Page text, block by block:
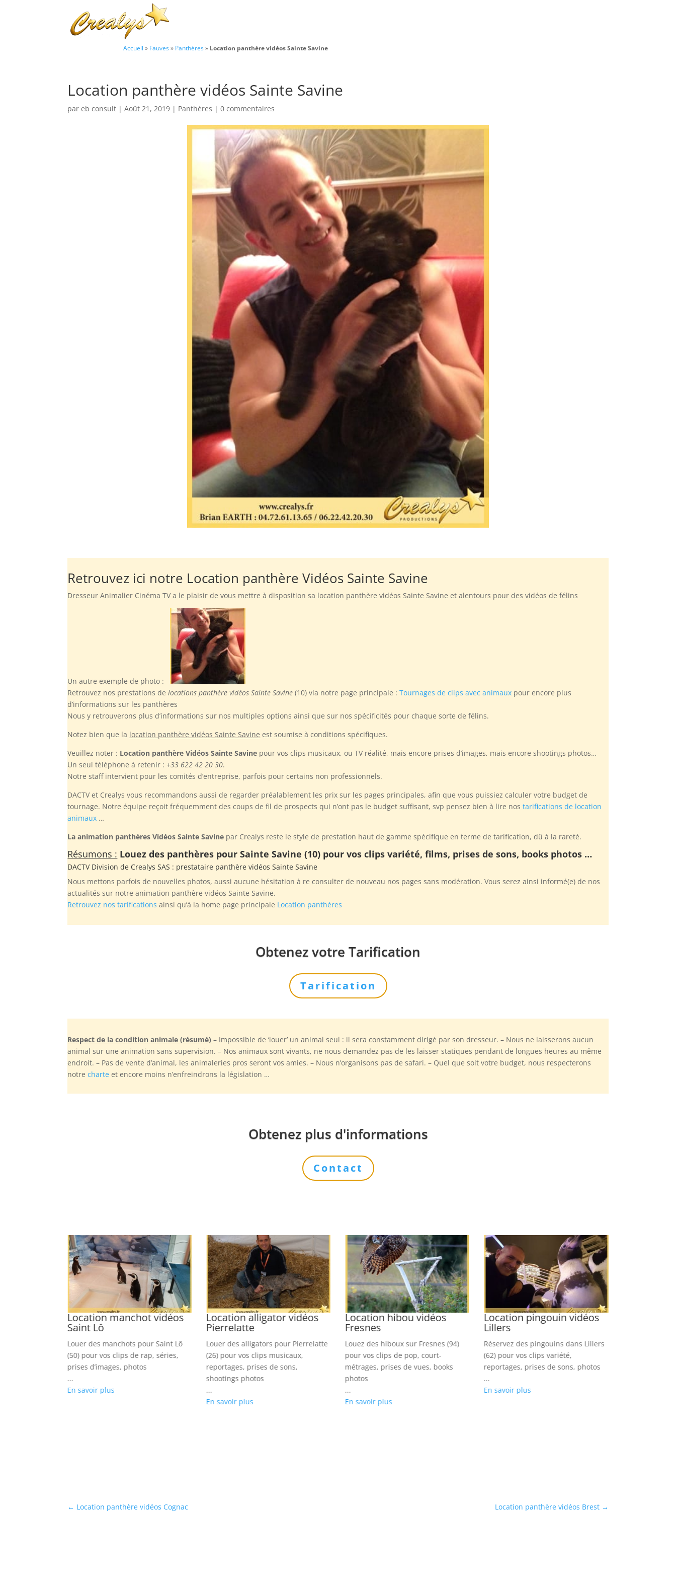
Accueil » Fauves» Panthères» Location panthère vidéos Sainte Savine
Location panthère vidéos Sainte Savine
pareb consult |Août 21, 2019 | Panthères |0 commentaires
Retrouvez ici notre Location panthère Vidéos Sainte Savine
Dresseur Animalier Cinéma TV a le plaisir de vous mettre à disposition sa location panthère vidéos Sainte Savine et alentours pour des vidéos de félins
Un autre exemple de photo :
Retrouvez nos prestations delocations panthère vidéos Sainte Savine (10) via notre page principale :Tournages de clips avec animaux pour encore plus
d’informations sur les panthères
Nous y retrouverons plus d’informations sur nos multiples options ainsi que sur nos spécificités pour chaque sorte de félins.
Notez bien que la location panthère vidéos Sainte Savine est soumise à conditions spécifiques.
Veuillez noter : Location panthère Vidéos Sainte Savine pour vos clips musicaux, ou TV réalité, mais encore prises d’images, mais encore shootings photos…
Un seul téléphone à retenir : +33 622 42 20 30.
Notre staff intervient pour les comités d’entreprise, parfois pour certains non professionnels.
DACTV et Crealys vous recommandons aussi de regarder préalablement les prix sur les pages principales, afin que vous puissiez calculer votre budget de
tournage. Notre équipe reçoit fréquemment des coups de fil de prospects qui n’ont pas le budget suffisant, svp pensez bien à lire nostarifications de location
animaux …
La animation panthères Vidéos Sainte Savine par Crealys reste le style de prestation haut de gamme spécifique en terme de tarification, dû à la rareté.
Résumons : Louez des panthères pour Sainte Savine (10) pour vos clips variété, films, prises de sons, books photos …
DACTV Division de Crealys SAS : prestataire panthère vidéos Sainte Savine
Nous mettons parfois de nouvelles photos, aussi aucune hésitation à re consulter de nouveau nos pages sans modération. Vous serez ainsi informé(e) de nos
actualités sur notre animation panthère vidéos Sainte Savine.
Retrouvez nos tarifications ainsi qu’à la home page principale Location panthères
Obtenez votre Tarification
Tarification
Respect de la condition animale (résumé)– Impossible de ‘louer’ un animal seul : il sera constamment dirigé par son dresseur. – Nous ne laisserons aucun
animal sur une animation sans supervision. – Nos animaux sont vivants, ne nous demandez pas de les laisser statiques pendant de longues heures au même
endroit. – Pas de vente d’animal, les animaleries pros seront vos amies. – Nous n’organisons pas de safari. – Quel que soit votre budget, nous respecterons
notrecharte et encore moins n’enfreindrons la législation …
Obtenez plus d'informations
Contact
Location manchot vidéos
Saint Lô
Louer des manchots pour Saint Lô
(50) pour vos clips de rap, séries,
prises d’images, photos
...
En savoir plus
Location alligator vidéos
Pierrelatte
Louer des alligators pour Pierrelatte
(26) pour vos clips musicaux,
reportages, prises de sons,
shootings photos
...
En savoir plus
Location hibou vidéos
Fresnes
Louez des hiboux sur Fresnes (94)
pour vos clips de pop, court-
métrages, prises de vues, books
photos
...
En savoir plus
Location pingouin vidéos
Lillers
Réservez des pingouins dans Lillers
(62) pour vos clips variété,
reportages, prises de sons, photos
...
En savoir plus
← Location panthère vidéos Cognac Location panthère vidéos Brest→